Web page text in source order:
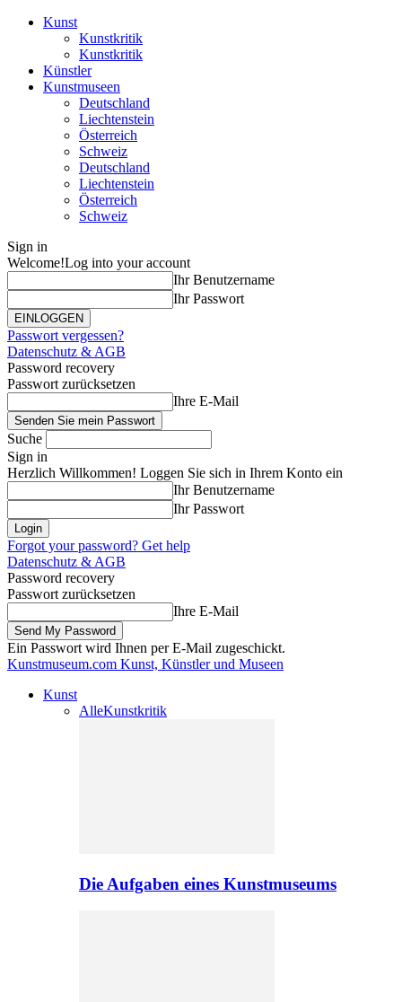
Kunst
Kunstkritik
Kunstkritik
Künstler
Kunstmuseen
Deutschland
Liechtenstein
Österreich
Schweiz
Deutschland
Liechtenstein
Österreich
Schweiz
Sign in
Welcome!Log into your account
Ihr Benutzername
Ihr Passwort
Passwort vergessen?
Datenschutz & AGB
Password recovery
Passwort zurücksetzen
Ihre E-Mail
Suche
Sign in
Herzlich Willkommen! Loggen Sie sich in Ihrem Konto ein
Ihr Benutzername
Ihr Passwort
Forgot your password? Get help
Datenschutz & AGB
Password recovery
Passwort zurücksetzen
Ihre E-Mail
Ein Passwort wird Ihnen per E-Mail zugeschickt.
Kunstmuseum.com Kunst, Künstler und Museen
Kunst
AlleKunstkritik
Die Aufgaben eines Kunstmuseums